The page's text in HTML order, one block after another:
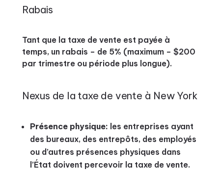
Rabais
Tant que la taxe de vente est payée à
temps, un rabais – de 5% (maximum – $200
par trimestre ou période plus longue).
Nexus de la taxe de vente à New York
Présence physique: les entreprises ayant
des bureaux, des entrepôts, des employés
ou d’autres présences physiques dans
l’État doivent percevoir la taxe de vente.